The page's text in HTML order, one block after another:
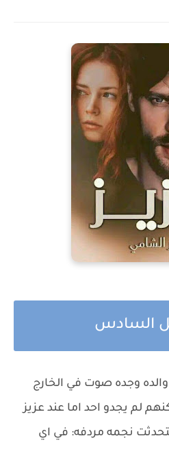
السادس
وجده صوت في الخارج
لم يجدو احد اما عند عزيز
نجمه مردفه: في اي